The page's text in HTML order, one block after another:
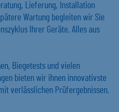
Lieferung, Installation
Wartung begleiten wir Sie
Ihrer Geräte. Alles aus
Biegetests und vielen
bieten wir ihnen innovativste
verlässlichen Prüfergebnissen.